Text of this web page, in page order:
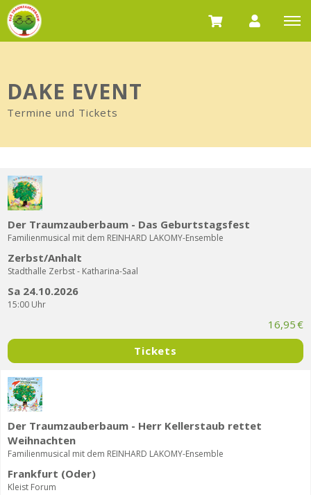
DAKE EVENT
Termine und Tickets
Der Traumzauberbaum - Das Geburtstagsfest
Familienmusical mit dem REINHARD LAKOMY-Ensemble
Zerbst/Anhalt
Stadthalle Zerbst - Katharina-Saal
Sa 24.10.2026
15:00 Uhr
16,95 €
Tickets
Der Traumzauberbaum - Herr Kellerstaub rettet
Weihnachten
Familienmusical mit dem REINHARD LAKOMY-Ensemble
Frankfurt (Oder)
Kleist Forum